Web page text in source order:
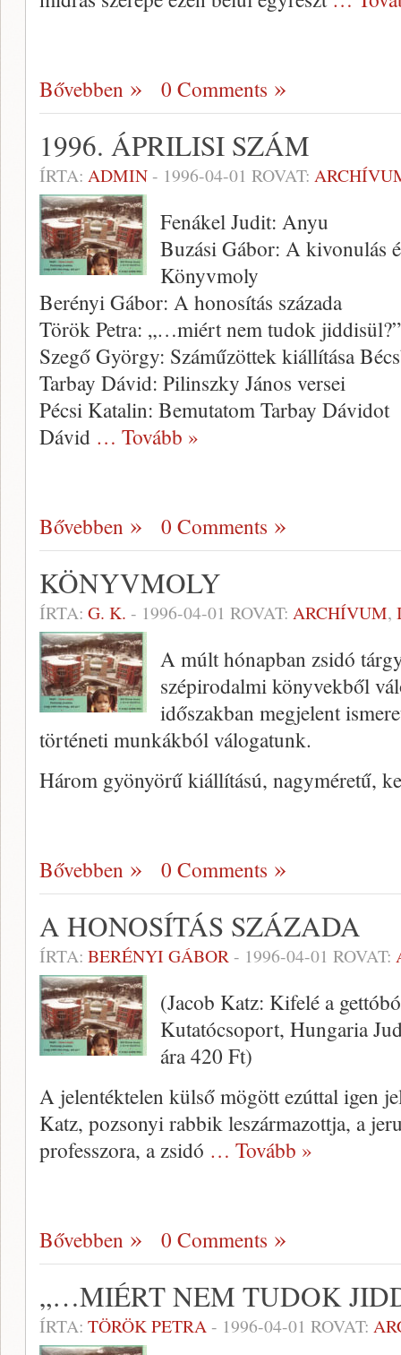
Bővebben 0 Comments
1996. ÁPRILISI SZÁM
ÍRTA: ADMIN- 1996-04-01 ROVAT:
Fenákel Judit: Anyu
Buzási Gábor: A kivonulás
Könyvmoly
Berényi Gábor: A honosítás százada
Török Petra: „…miért nem tudok jiddisül?”
Szegő György: Száműzöttek kiállítása
Tarbay Dávid: Pilinszky János versei
Pécsi Katalin: Bemutatom Tarbay Dávidot
Dávid … Tovább »
Bővebben 0 Comments
KÖNYVMOLY
ÍRTA: G. K. - 1996-04-01 ROVAT: ARCHÍVUM,
A múlt hónapban zsidó
szépirodalmi köny­vekből
időszakban megjelent
történeti munkákból válogatunk.
Három gyönyörű kiállítású, nagymé­retű,
Bővebben 0 Comments
A HONOSÍTÁS SZÁZADA
ÍRTA: BERÉNYI GÁBOR- 1996-04-01 ROVAT:
(Jacob Katz: Kifelé a
Kutatócsoport, Hungaria
ára 420 Ft)
A jelentéktelen külső mögött ezúttal igen
Katz, pozsonyi rabbik leszármazottja, a
professzo­ra, a zsidó … Tovább »
Bővebben 0 Comments
„…MIÉRT NEM TUDOK
ÍRTA: TÖRÖK PETRA- 1996-04-01 ROVAT: